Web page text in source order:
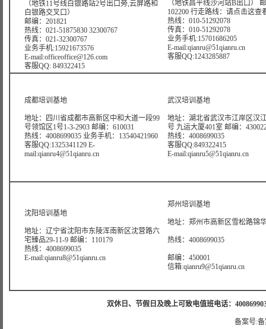
（地铁11号线白银路站2号出口旁,云屏路和
白银路交叉口）
邮编：201821
热线：021-51875830 32300767
传真：021-32300767
业务手机:15921673576
E-mail:officeoffice@126.com
客服QQ: 849322415
（地铁昌平线沙河站B出口）
102200 行走路线： 请点击这查
热线：010-51292078
传真：010-51292078
业务手机:15701686205
E-mail:qianru@51qianru.cn
客服QQ:1243285887
成都培训基地
地址：四川省成都市高新区中和大道一段99
号领馆区1号1-3-2903 邮编：610031
热线：4008699035 业务手机：13540421960
客服QQ:1325341129 E-
mail:qianru4@51qianru.cn
武汉培训基地
地址：湖北省武汉市江岸区汉
号 九运大厦401室 邮编：
热线：4008699035
客服QQ:849322415
E-mail:qianru5@51qianru.cn
沈阳培训基地
地址：辽宁省沈阳市东陵浑南新区沈营路六
宅臻品29-11-9 邮编：110179
热线：4008699035
E-mail:qianru8@51qianru.cn
郑州培训基地
地址：郑州市高新区雪松路锦
热线：4008699035
邮编：450001
信箱:qianru9@51qianru.cn
双休日、节假日及晚上可致电值班电话：
备案号: